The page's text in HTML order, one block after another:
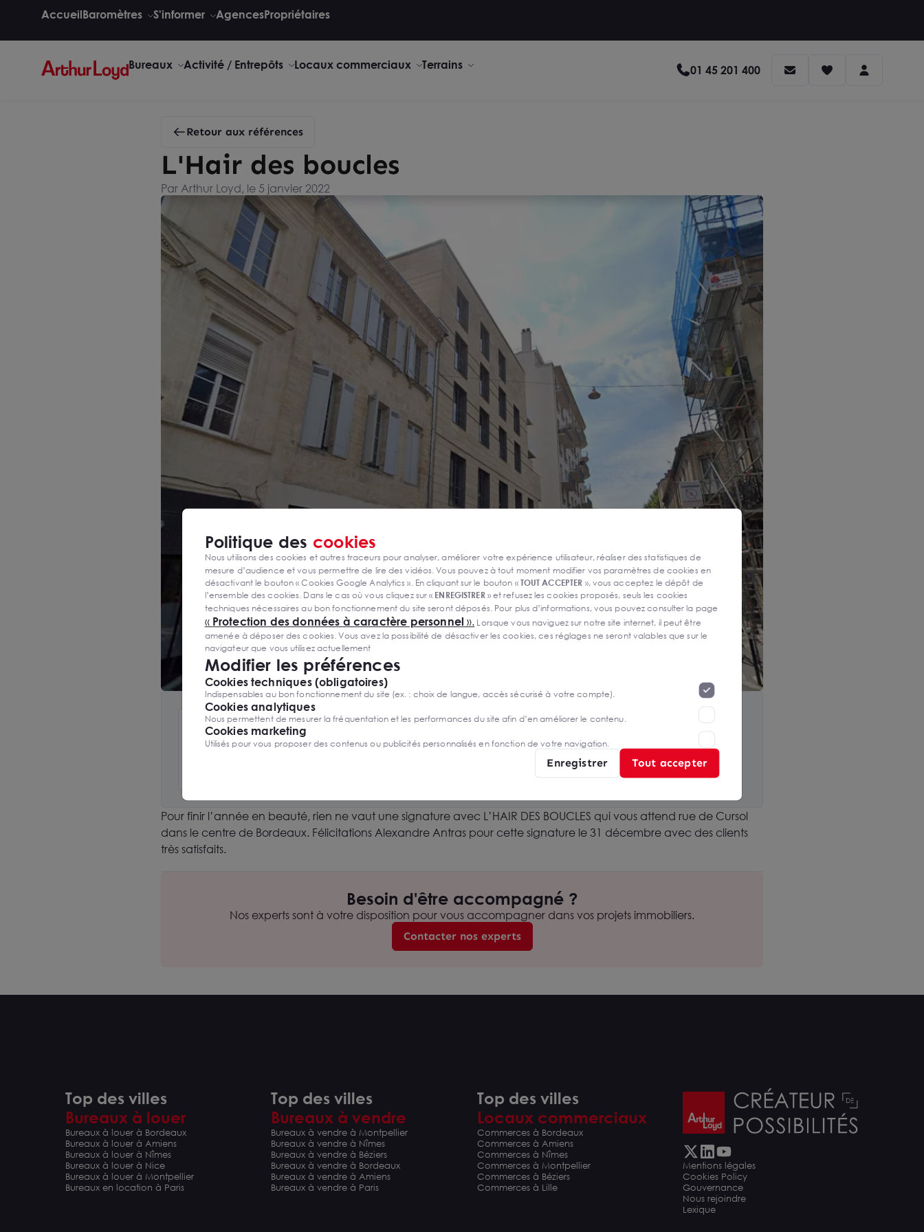
AccueilBaromètres S'informer AgencesPropriétaires
Bureaux Activité / Entrepôts Locaux commerciaux Terrains 01 45 201 400
Retour aux références
L'Hair des boucles
Par Arthur Loyd, le 5 janvier 2022
Site web https://www.instagram.com/lhairdesboucles
Pour finir l’année en beauté, rien ne vaut une signature avec L’HAIR DES BOUCLES qui vous attend rue de Cursol
dans le centre de Bordeaux. Félicitations Alexandre Antras pour cette signature le 31 décembre avec des clients
très satisfaits.
Besoin d'être accompagné ?
Nos experts sont à votre disposition pour vous accompagner dans vos projets immobiliers.
Contacter nos experts
Top des villes
Bureaux à louer
Bureaux à louer à Bordeaux
Bureaux à louer à Amiens
Bureaux à louer à Nîmes
Bureaux à louer à Nice
Bureaux à louer à Montpellier
Bureaux en location à Paris
Top des villes
Bureaux à vendre
Bureaux à vendre à Montpellier
Bureaux à vendre à Nîmes
Bureaux à vendre à Béziers
Bureaux à vendre à Bordeaux
Bureaux à vendre à Amiens
Bureaux à vendre à Paris
Top des villes
Locaux commerciaux
Commerces à Bordeaux
Commerces à Amiens
Commerces à Nîmes
Commerces à Montpellier
Commerces à Béziers
Commerces à Lille
Mentions légales
Cookies Policy
Gouvernance
Nous rejoindre
Lexique
Politique des cookies
Nous utilisons des cookies et autres traceurs pour analyser, améliorer votre expérience utilisateur, réaliser des statistiques de
mesure d’audience et vous permettre de lire des vidéos. Vous pouvez à tout moment modifier vos paramètres de cookies en
désactivant le bouton « Cookies Google Analytics ». En cliquant sur le bouton «TOUT ACCEPTER », vous acceptez le dépôt de
l’ensemble des cookies. Dans le cas où vous cliquez sur « ENREGISTRER» et refusez les cookies proposés, seuls les cookies
techniques nécessaires au bon fonctionnement du site seront déposés. Pour plus d’informations, vous pouvez consulter la page
« Protection des données à caractère personnel ». Lorsque vous naviguez sur notre site internet, il peut être
amenée à déposer des cookies. Vous avez la possibilité de désactiver les cookies, ces réglages ne seront valables que sur le
navigateur que vous utilisez actuellement
Modifier les préférences
Cookies techniques (obligatoires)
Indispensables au bon fonctionnement du site (ex. : choix de langue, accès sécurisé à votre compte).
Cookies analytiques
Nous permettent de mesurer la fréquentation et les performances du site afin d’en améliorer le contenu.
Cookies marketing
Utilisés pour vous proposer des contenus ou publicités personnalisés en fonction de votre navigation.
Enregistrer Tout accepter